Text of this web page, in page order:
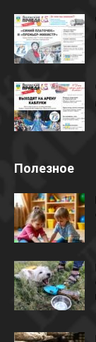
Полезное